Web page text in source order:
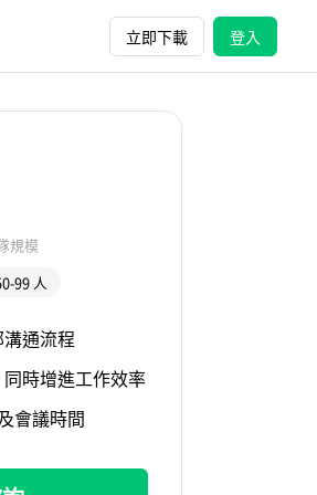
立即下載 登入
規模
99 人
通流程
時增進工作效率
會議時間